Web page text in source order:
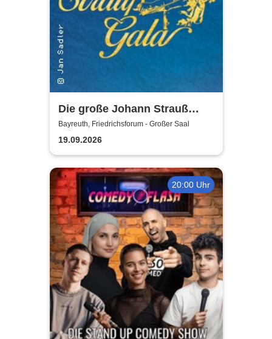
Die große Johann Strauß
Gala - unsterbliche Arien &
Duette der Strauß Familie
Bayreuth, Friedrichsforum - Großer Saal
19.09.2026
20:00 Uhr